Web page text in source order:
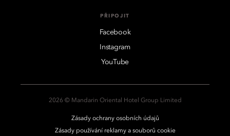
PŘIPOJIT
Facebook
Instagram
YouTube
2026 © Mandarin Oriental Hotel Group Limited
Zásady ochrany osobních údajů
Zásady používání reklamy a souborů cookie